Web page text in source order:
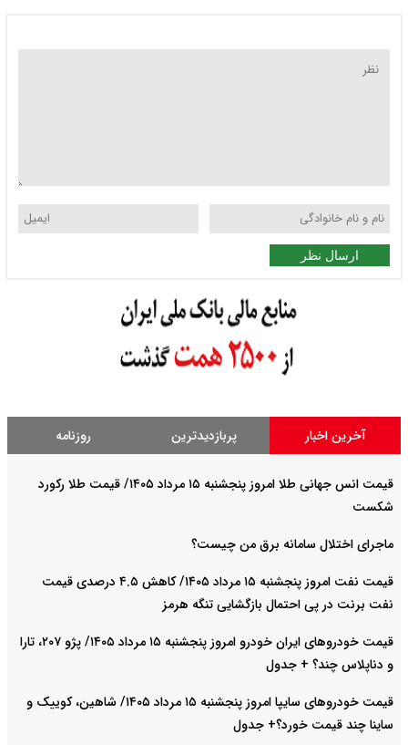
ارسال نظر
آخرین اخبار پربازدیدترین روزنامه
قیمت انس جهانی طلا امروز پنجشنبه ۱۵ مرداد ۱۴۰۵/ قیمت طلا رکورد
شکست
ماجرای اختلال سامانه برق من چیست؟
قیمت نفت امروز پنجشنبه ۱۵ مرداد ۱۴۰۵/ کاهش ۴.۵ درصدی قیمت
نفت برنت در پی احتمال بازگشایی تنگه هرمز
قیمت خودرو‌های ایران خودرو امروز پنجشنبه ۱۵ مرداد ۱۴۰۵/ پژو ۲۰۷، تارا
و دناپلاس چند؟ + جدول
قیمت خودرو‌های سایپا امروز پنجشنبه ۱۵ مرداد ۱۴۰۵/ شاهین، کوییک و
ساینا چند قیمت خورد؟+ جدول